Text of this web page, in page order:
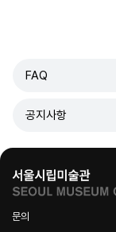
FAQ
공지사항
문의